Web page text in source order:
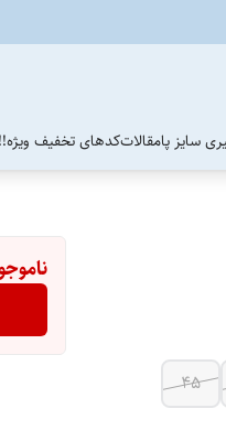
سایز پامقالاتکدهای تخفیف ویژه!!
45